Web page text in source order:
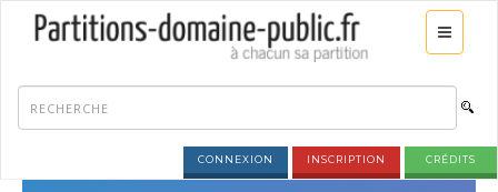
CONNEXION INSCRIPTION CRÉDITS